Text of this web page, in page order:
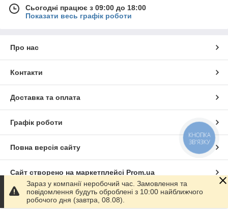
Сьогодні працює з 09:00 до 18:00
Показати весь графік роботи
Про нас
Контакти
Доставка та оплата
Графік роботи
Повна версія сайту
Сайт створено на маркетплейсі Prom.ua
Політика конфіденційності
Зараз у компанії неробочий час. Замовлення та
повідомлення будуть оброблені з 10:00 найближчого
робочого дня (завтра, 08.08).
КНОПКА
ЗВ'ЯЗКУ